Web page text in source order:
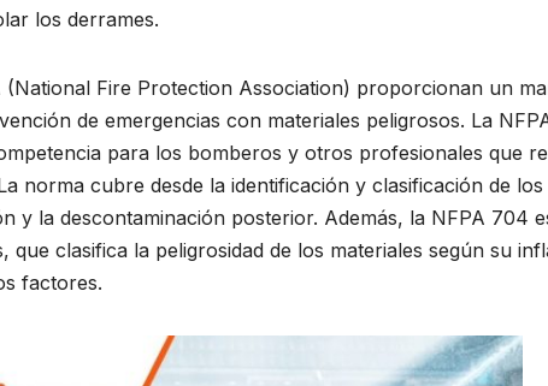
los derrames.
Fire Protection Association) proporcionan un
de emergencias con materiales peligrosos. La
para los bomberos y otros profesionales que
norma cubre desde la identificación y clasificación de
y la descontaminación posterior. Además, la NFPA 704
que clasifica la peligrosidad de los materiales según su
factores.